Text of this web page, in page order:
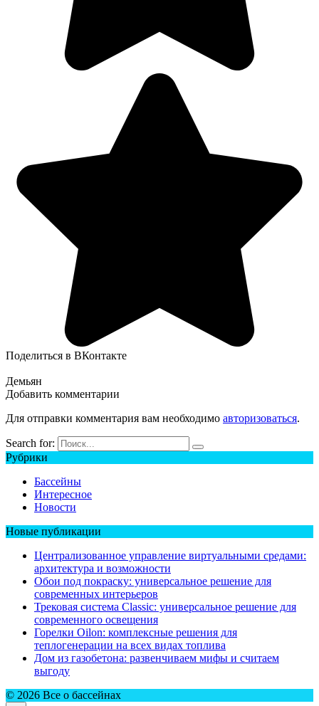
Поделиться в ВКонтакте
Демьян
Добавить комментарии
Для отправки комментария вам необходимо авторизоваться.
Search for:
Рубрики
Бассейны
Интересное
Новости
Новые публикации
Централизованное управление виртуальными средами:
архитектура и возможности
Обои под покраску: универсальное решение для
современных интерьеров
Трековая система Classic: универсальное решение для
современного освещения
Горелки Oilon: комплексные решения для
теплогенерации на всех видах топлива
Дом из газобетона: развенчиваем мифы и считаем
выгоду
© 2026 Все о бассейнах